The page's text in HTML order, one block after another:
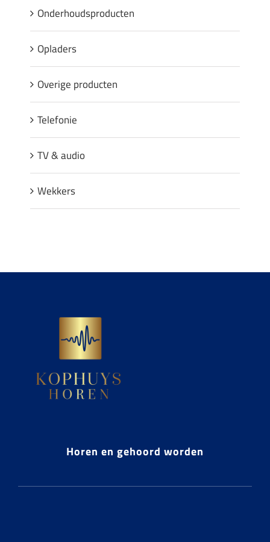
Onderhoudsproducten
Opladers
Overige producten
Telefonie
TV & audio
Wekkers
Horen en gehoord worden